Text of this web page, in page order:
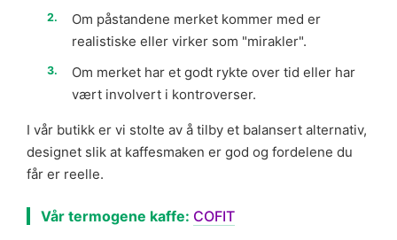
Om påstandene merket kommer med er
realistiske eller virker som "mirakler".
Om merket har et godt rykte over tid eller har
vært involvert i kontroverser.
I vår butikk er vi stolte av å tilby et balansert alternativ,
designet slik at kaffesmaken er god og fordelene du
får er reelle.
Vår termogene kaffe: COFIT